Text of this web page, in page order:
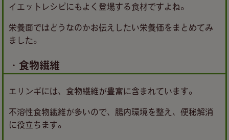
イエットレシピにもよく登場する食材ですよね。
栄養面ではどうなのかお伝えしたい栄養価をまとめてみ
ました。
・食物繊維
エリンギには、食物繊維が豊富に含まれています。
不溶性食物繊維が多いので、腸内環境を整え、便秘解消
に役立ちます。